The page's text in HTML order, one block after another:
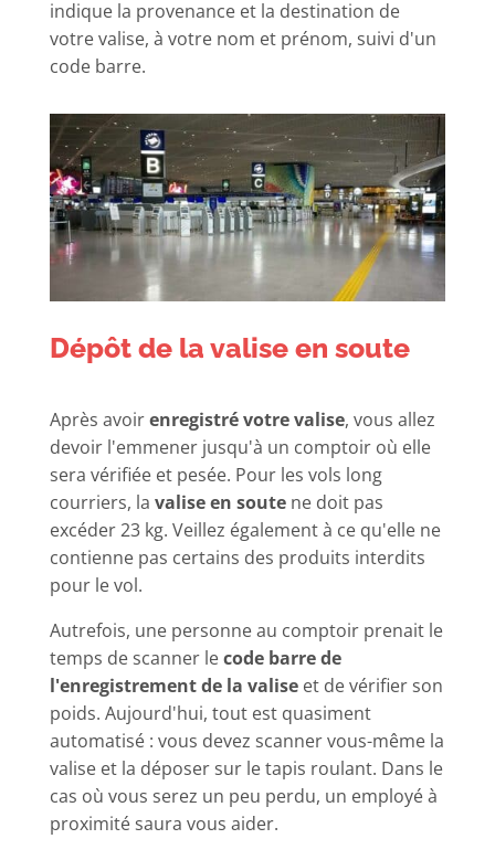
indique la provenance et la destination de
votre valise, à votre nom et prénom, suivi d'un
code barre.
Dépôt de la valise en soute
Après avoirenregistré votre valise, vous allez
devoir l'emmener jusqu'à un comptoir où elle
sera vérifiée et pesée. Pour les vols long
courriers, la valise en soutene doit pas
excéder 23 kg. Veillez également à ce qu'elle ne
contienne pas certains des produits interdits
pour le vol.
Autrefois, une personne au comptoir prenait le
temps de scanner lecode barre de
l'enregistrement de la valiseet de vérifier son
poids. Aujourd'hui, tout est quasiment
automatisé : vous devez scanner vous-même la
valise et la déposer sur le tapis roulant. Dans le
cas où vous serez un peu perdu, un employé à
proximité saura vous aider.